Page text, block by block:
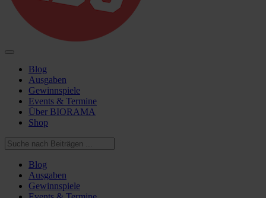
Blog
Ausgaben
Gewinnspiele
Events & Termine
Über BIORAMA
Shop
Blog
Ausgaben
Gewinnspiele